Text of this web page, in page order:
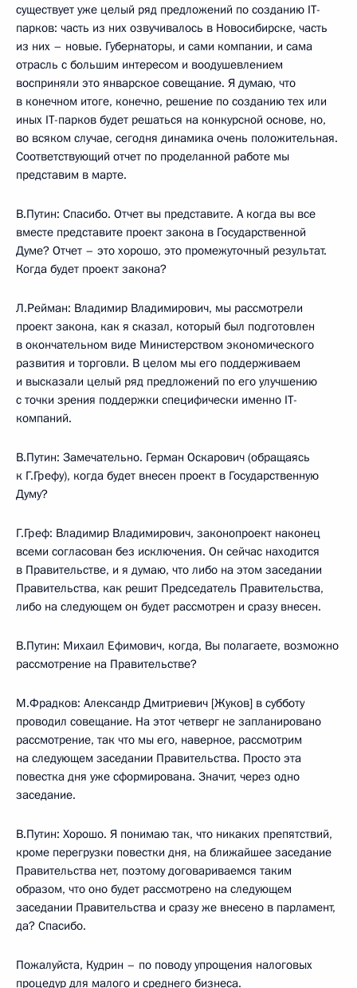
существует уже целый ряд предложений по созданию IT-
парков: часть из них озвучивалось в Новосибирске, часть
из них – новые. Губернаторы, и сами компании, и сама
отрасль с большим интересом и воодушевлением
восприняли это январское совещание. Я думаю, что
в конечном итоге, конечно, решение по созданию тех или
иных IT-парков будет решаться на конкурсной основе, но,
во всяком случае, сегодня динамика очень положительная.
Соответствующий отчет по проделанной работе мы
представим в марте.
В.Путин: Спасибо. Отчет вы представите. А когда вы все
вместе представите проект закона в Государственной
Думе? Отчет – это хорошо, это промежуточный результат.
Когда будет проект закона?
Л.Рейман: Владимир Владимирович, мы рассмотрели
проект закона, как я сказал, который был подготовлен
в окончательном виде Министерством экономического
развития и торговли. В целом мы его поддерживаем
и высказали целый ряд предложений по его улучшению
с точки зрения поддержки специфически именно IT-
компаний.
В.Путин: Замечательно. Герман Оскарович (обращаясь
к Г.Грефу), когда будет внесен проект в Государственную
Думу?
Г.Греф: Владимир Владимирович, законопроект наконец
всеми согласован без исключения. Он сейчас находится
в Правительстве, и я думаю, что либо на этом заседании
Правительства, как решит Председатель Правительства,
либо на следующем он будет рассмотрен и сразу внесен.
В.Путин: Михаил Ефимович, когда, Вы полагаете, возможно
рассмотрение на Правительстве?
М.Фрадков: Александр Дмитриевич [Жуков] в субботу
проводил совещание. На этот четверг не запланировано
рассмотрение, так что мы его, наверное, рассмотрим
на следующем заседании Правительства. Просто эта
повестка дня уже сформирована. Значит, через одно
заседание.
В.Путин: Хорошо. Я понимаю так, что никаких препятствий,
кроме перегрузки повестки дня, на ближайшее заседание
Правительства нет, поэтому договариваемся таким
образом, что оно будет рассмотрено на следующем
заседании Правительства и сразу же внесено в парламент,
да? Спасибо.
Пожалуйста, Кудрин – по поводу упрощения налоговых
процедур для малого и среднего бизнеса.